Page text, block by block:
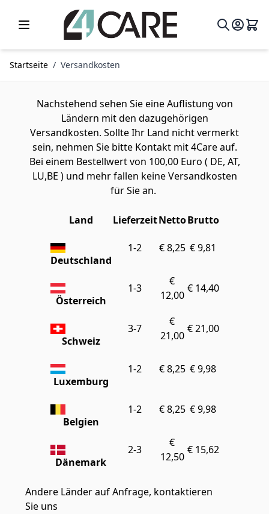
Zum Inhalt springen
Startseite / Versandkosten
Nachstehend sehen Sie eine Auflistung von
Ländern mit den dazugehörigen
Versandkosten. Sollte Ihr Land nicht vermerkt
sein, nehmen Sie bitte Kontakt mit 4Care auf.
Bei einem Bestellwert von 100,00 Euro ( DE, AT,
LU,BE ) und mehr fallen keine Versandkosten
für Sie an.
Land LieferzeitNettoBrutto
Deutschland
1-2 € 8,25 € 9,81
Österreich
1-3
€
12,00
€ 14,40
Schweiz
3-7
€
21,00
€ 21,00
Luxemburg
1-2 € 8,25 € 9,98
Belgien
1-2 € 8,25 € 9,98
Dänemark
2-3
€
12,50
€ 15,62
Andere Länder auf Anfrage, kontaktieren
Sie uns